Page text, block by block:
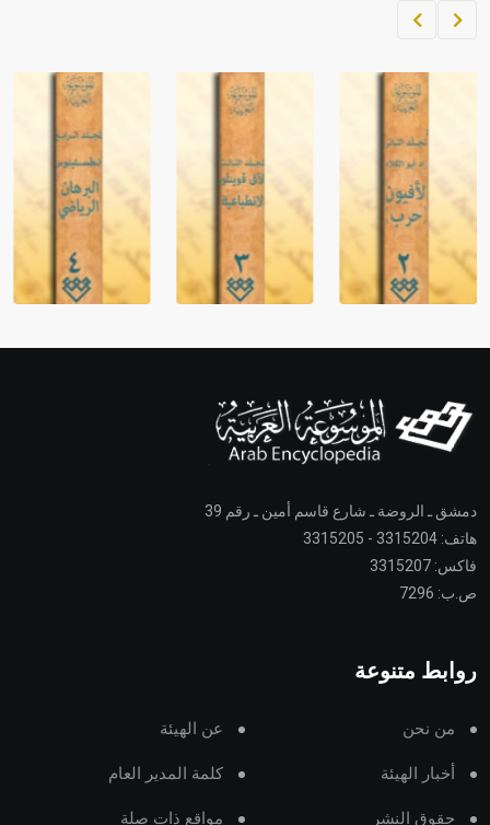
دمشق ـ الروضة ـ شارع قاسم أمين ـ رقم 39
هاتف: 3315204 - 3315205
فاكس: 3315207
ص.ب: 7296
روابط متنوعة
من نحن عن الهيئة
أخبار الهيئة كلمة المدير العام
حقوق النشر مواقع ذات صلة